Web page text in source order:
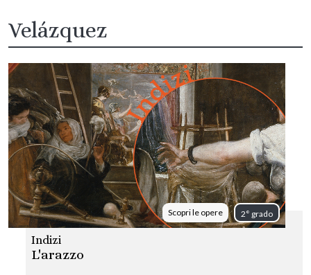
Velázquez
Scopri le opere 2° grado
Indizi
L'arazzo